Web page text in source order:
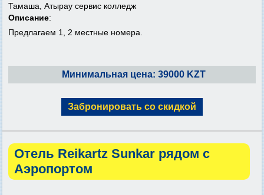
Тамаша, Атырау сервис колледж
Описание:
Предлагаем 1, 2 местные номера.
Минимальная цена: 39000 KZT
Забронировать со скидкой
Отель Reikartz Sunkar рядом с
Аэропортом